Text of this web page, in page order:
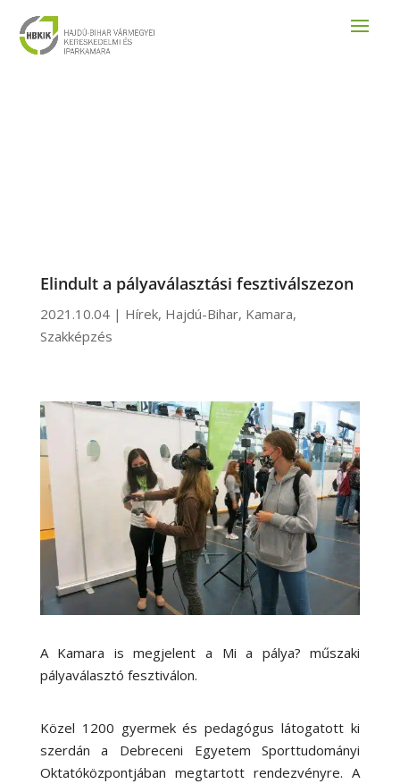
Elindult a pályaválasztási fesztiválszezon
2021.10.04| Hírek, Hajdú-Bihar, Kamara,
Szakképzés
A Kamara is megjelent a Mi a pálya? műszaki
pályaválasztó fesztiválon.
Közel 1200 gyermek és pedagógus látogatott ki
szerdán a Debreceni Egyetem Sporttudományi
Oktatóközpontjában megtartott rendezvényre. A